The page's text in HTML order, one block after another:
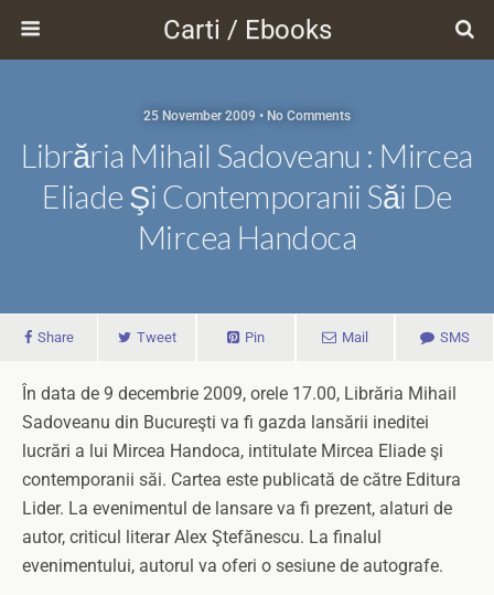
Carti / Ebooks
25 November 2009 • No Comments
Librăria Mihail Sadoveanu : Mircea
Eliade Şi Contemporanii Săi De
Mircea Handoca
Share Tweet Pin Mail SMS
În data de 9 decembrie 2009, orele 17.00, Librăria Mihail
Sadoveanu din Bucureşti va fi gazda lansării ineditei
lucrări a lui Mircea Handoca, intitulate Mircea Eliade şi
contemporanii săi. Cartea este publicată de către Editura
Lider. La evenimentul de lansare va fi prezent, alaturi de
autor, criticul literar Alex Ştefănescu. La finalul
evenimentului, autorul va oferi o sesiune de autografe.